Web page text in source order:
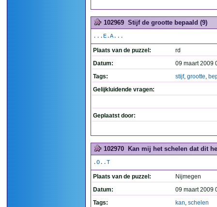
102969 Stijf de grootte bepaald (9)
...E.A...
Plaats van de puzzel:
rd
Datum:
09 maart 2009
Tags:
stijf, grootte,
Gelijkluidende vragen:
Geplaatst door:
102970 Kan mij het schelen dat dit
.O..T
Plaats van de puzzel:
Nijmegen
Datum:
09 maart 2009
Tags:
kan, schelen